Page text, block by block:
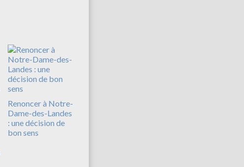
Renoncer à Notre-
Dame-des-Landes
: une décision de
bon sens